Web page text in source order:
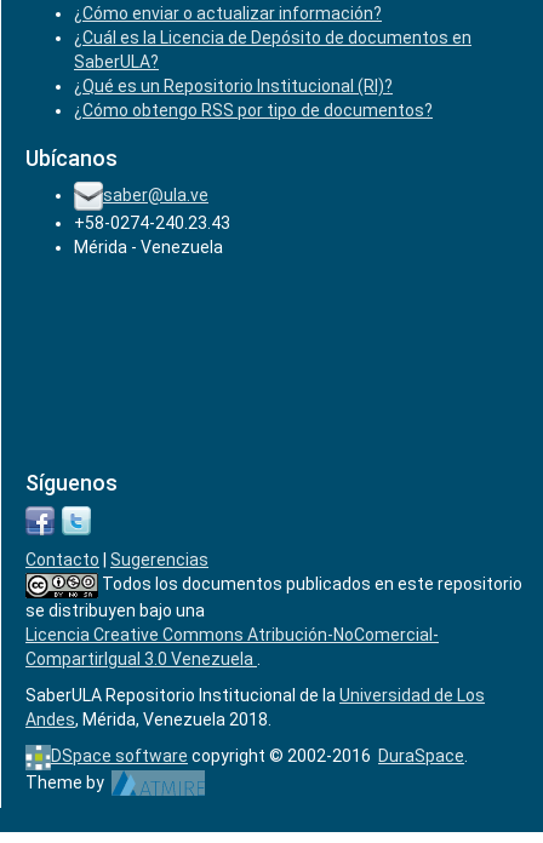
¿Cómo enviar o actualizar información?
¿Cuál es la Licencia de Depósito de documentos en
SaberULA?
¿Qué es un Repositorio Institucional (RI)?
¿Cómo obtengo RSS por tipo de documentos?
Ubícanos
saber@ula.ve
+58-0274-240.23.43
Mérida - Venezuela
Síguenos
Contacto
Sugerencias
Todos los documentos publicados en este repositorio
se distribuyen bajo una
Licencia Creative Commons Atribución-NoComercial-
CompartirIgual 3.0 Venezuela
SaberULA Repositorio Institucional de la Universidad de Los
Andes, Mérida, Venezuela 2018.
DSpace software copyright © 2002-2016 DuraSpace
Theme by